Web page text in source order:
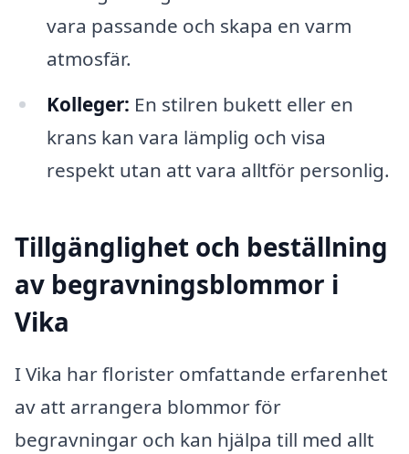
vara passande och skapa en varm
atmosfär.
Kolleger: En stilren bukett eller en
krans kan vara lämplig och visa
respekt utan att vara alltför personlig.
Tillgänglighet och beställning
av begravningsblommor i
Vika
I Vika har florister omfattande erfarenhet
av att arrangera blommor för
begravningar och kan hjälpa till med allt